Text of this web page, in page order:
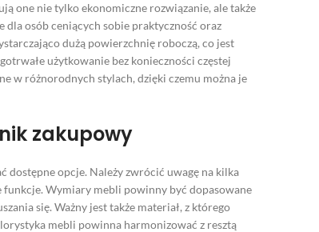
one nie tylko ekonomiczne rozwiązanie, ale także
dla osób ceniących sobie praktyczność oraz
dużą powierzchnię roboczą, co jest
użytkowanie bez konieczności częstej
w różnorodnych stylach, dzięki czemu można je
zakupowy
dostępne opcje. Należy zwrócić uwagę na kilka
Wymiary mebli powinny być dopasowane
się. Ważny jest także materiał, z którego
mebli powinna harmonizować z resztą